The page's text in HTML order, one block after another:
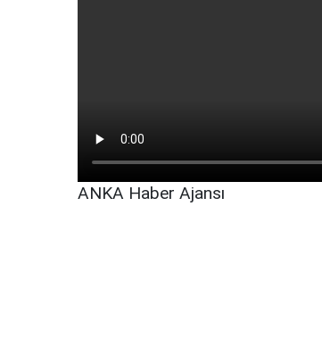
ANKA Haber Ajansı